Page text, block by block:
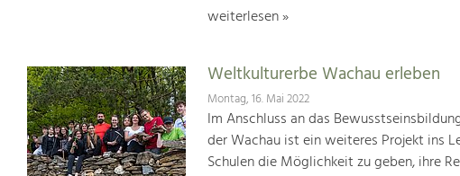
weiterlesen »
Weltkulturerbe Wachau erleben
Montag, 16. Mai 2022
Im Anschluss an das
der Wachau ist ein weiteres Projekt ins
Schulen die Möglichkeit zu geben, ihre